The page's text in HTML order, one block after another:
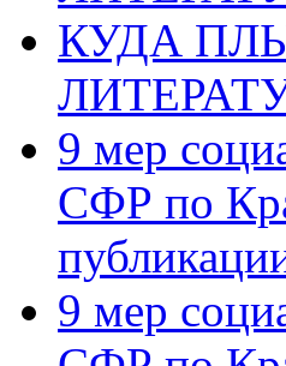
КУДА
9 мер
СФР по
9 мер